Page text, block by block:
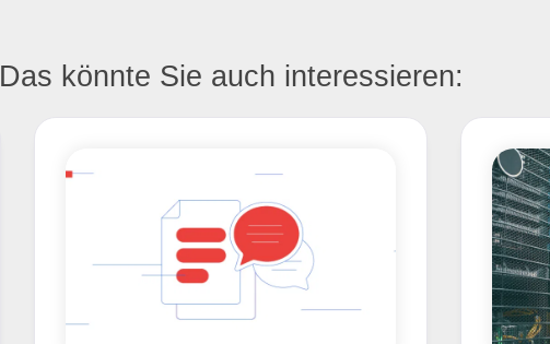
Das könnte Sie auch interessieren: